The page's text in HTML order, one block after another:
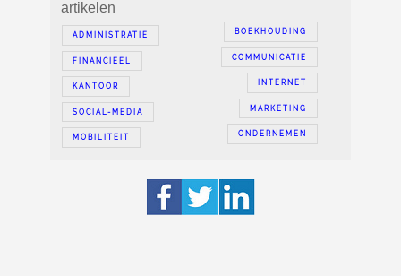
artikelen
BOEKHOUDING
ADMINISTRATIE
COMMUNICATIE
FINANCIEEL
INTERNET
KANTOOR
MARKETING
SOCIAL-MEDIA
ONDERNEMEN
MOBILITEIT